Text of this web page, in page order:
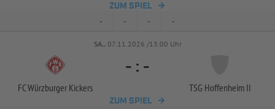
ZUM SPIEL
- - - -
SA.. 07.11.2026 /13:00 Uhr
FC Würzburger Kickers
- : -
TSG Hoffenheim II
ZUM SPIEL